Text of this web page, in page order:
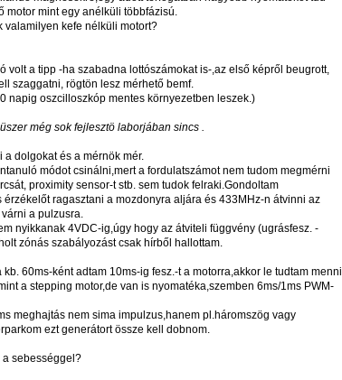
motor mint egy anélküli többfázisú.
valamilyen kefe nélküli motort?
volt a tipp -ha szabadna lottószámokat is-,az első képről beugrott,
szaggatni, rögtön lesz mérhető bemf.
napig oszcilloszkóp mentes környezetben leszek.)
még sok fejlesztö laborjában sincs .
dolgokat és a mérnök mér.
módot csinálni,mert a fordulatszámot nem tudom megmérni
proximity sensor-t stb. sem tudok felraki.Gondoltam
ragasztani a mozdonyra aljára és 433MHz-n átvinni az
a pulzusra.
nyikkanak 4VDC-ig,úgy hogy az átviteli függvény (ugrásfesz. -
zónás szabályozást csak hírből hallottam.
60ms-ként adtam 10ms-ig fesz.-t a motorra,akkor le tudtam menni
a stepping motor,de van is nyomatéka,szemben 6ms/1ms PWM-
meghajtás nem sima impulzus,hanem pl.háromszög vagy
ezt generátort össze kell dobnom.
a sebességgel?